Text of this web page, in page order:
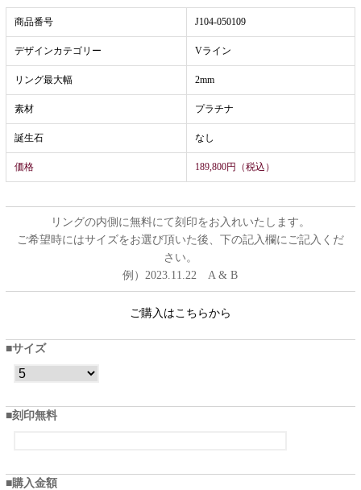
商品番号 J104-050109
デザインカテゴリー Vライン
リング最大幅 2mm
素材 プラチナ
誕生石 なし
価格 189,800円（税込）
リングの内側に無料にて刻印をお入れいたします。
ご希望時にはサイズをお選び頂いた後、下の記入欄にご記入くだ
さい。
例）2023.11.22 A & B
ご購入はこちらから
サイズ
刻印無料
購入金額